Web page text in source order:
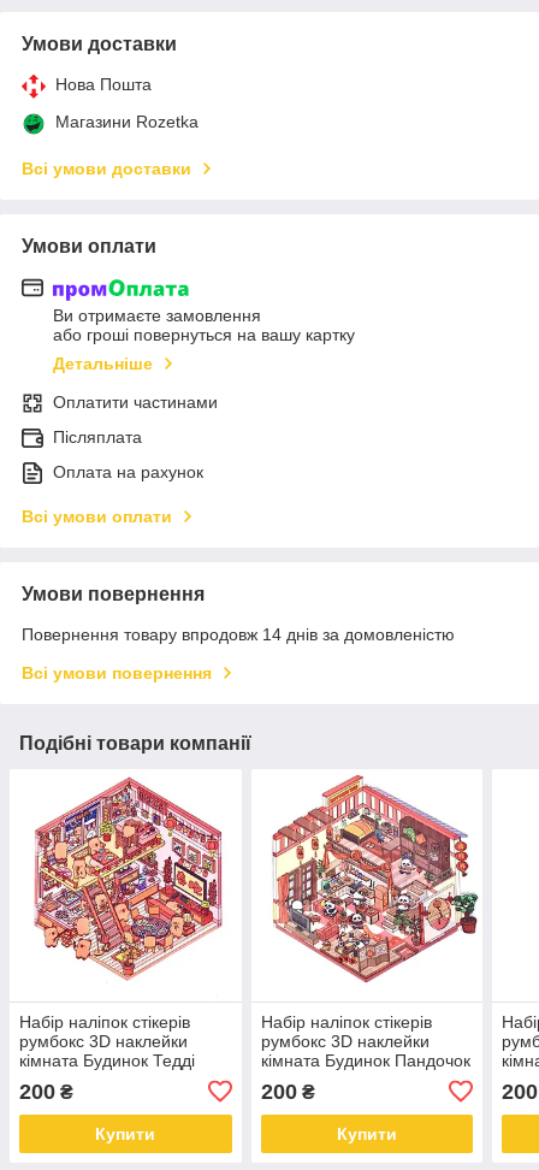
Умови доставки
Нова Пошта
Магазини Rozetka
Всі умови доставки
Умови оплати
Ви отримаєте замовлення
або гроші повернуться на вашу картку
Детальніше
Оплатити частинами
Післяплата
Оплата на рахунок
Всі умови оплати
Умови повернення
Повернення товару впродовж 14 днів за домовленістю
Всі умови повернення
Подібні товари компанії
Набір наліпок стікерів
румбокс 3D наклейки
кімната Будинок Тедді
200 ₴
Купити
Набір наліпок стікерів
румбокс 3D наклейки
кімната Будинок Пандочок
200₴
Купити
200